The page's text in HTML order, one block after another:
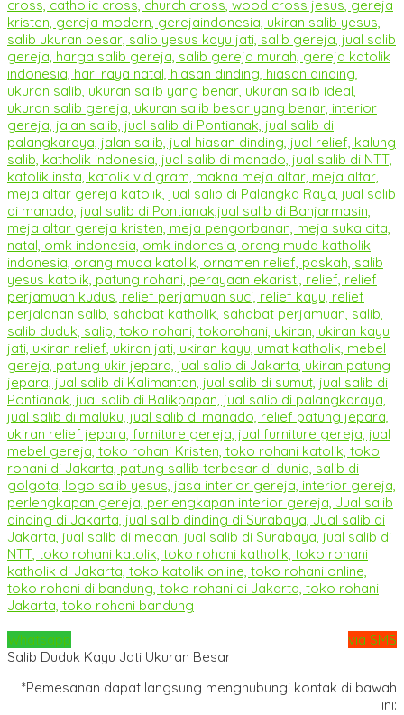
Whatsapp
via SMS
Salib Duduk Kayu Jati Ukuran Besar
*Pemesanan dapat langsung menghubungi kontak di bawah
ini: